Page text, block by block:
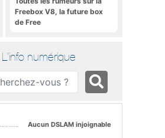
Freebox V8, la future box
de Free
L'info numérique
Aucun DSLAM injoignable